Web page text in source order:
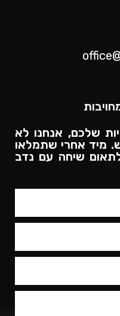
שלכם, אנחנו לא
מיד אחרי שתמלאו
שיחה עם נדב